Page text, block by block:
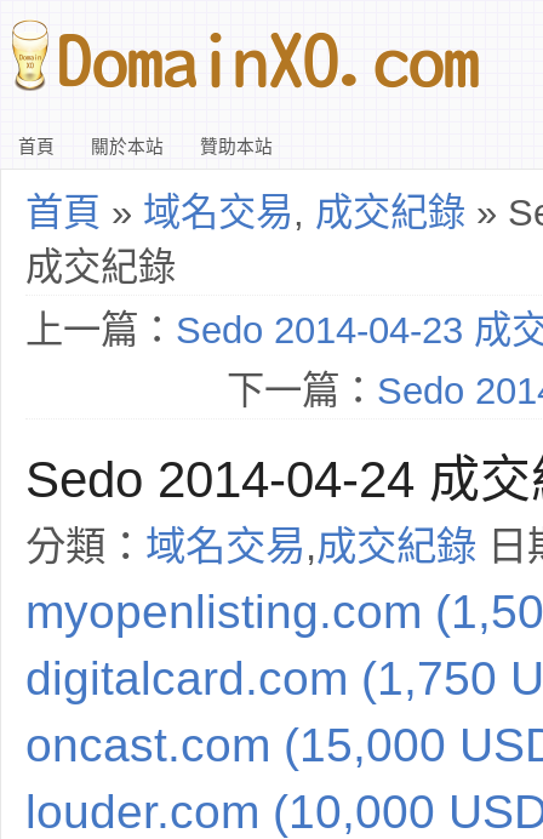
首頁 關於本站 贊助本站
首頁 » 域名交易, 成交紀錄 »
成交紀錄
上一篇： Sedo 2014-04-23 成
下一篇： Sedo
Sedo 2014-04-24 成
分類： 域名交易,成交紀錄
myopenlisting.com
digitalcard.com (1,750
oncast.com (15,000
louder.com (10,000